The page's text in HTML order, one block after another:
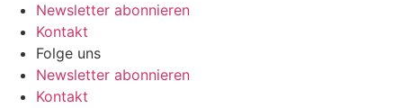
Newsletter abonnieren
Kontakt
Folge uns
Newsletter abonnieren
Kontakt